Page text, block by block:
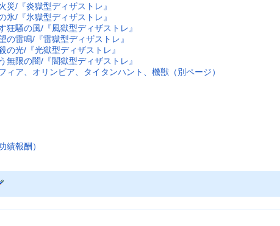
災/『炎獄型ディザストレ』
氷/『氷獄型ディザストレ』
狂騒の風/『風獄型ディザストレ』
の雷鳴/『雷獄型ディザストレ』
の光/『光獄型ディザストレ』
無限の闇/『闇獄型ディザストレ』
ィア、オリンピア、タイタンハント、機獣（別ページ）
績報酬）